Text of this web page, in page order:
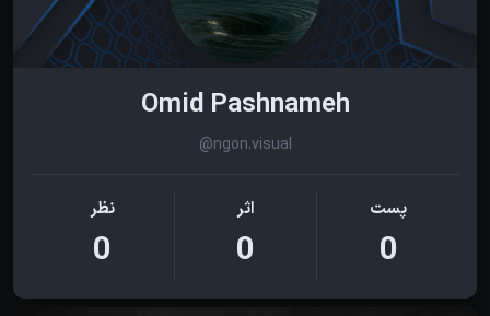
Omid Pashnameh
@ngon.visual
پست
0
اثر
0
نظر
0